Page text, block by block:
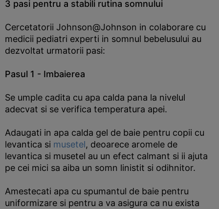
3 pasi pentru a stabili rutina somnului
Cercetatorii Johnson@Johnson in colaborare cu
medicii pediatri experti in somnul bebelusului au
dezvoltat urmatorii pasi:
Pasul 1 - Imbaierea
Se umple cadita cu apa calda pana la nivelul
adecvat si se verifica temperatura apei.
Adaugati in apa calda gel de baie pentru copii cu
levantica si musetel, deoarece aromele de
levantica si musetel au un efect calmant si ii ajuta
pe cei mici sa aiba un somn linistit si odihnitor.
Amestecati apa cu spumantul de baie pentru
uniformizare si pentru a va asigura ca nu exista